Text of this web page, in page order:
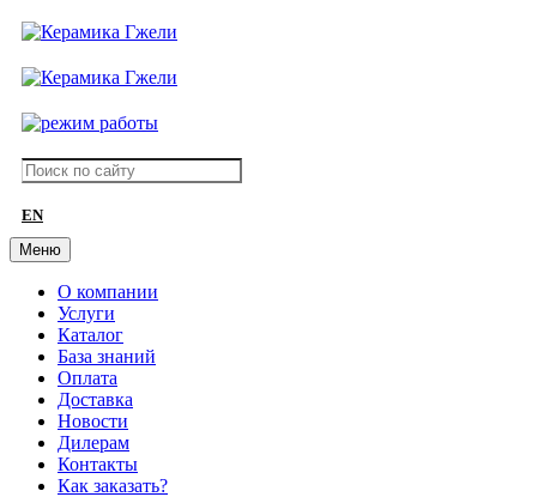
EN
Меню
О компании
Услуги
Каталог
База знаний
Оплата
Доставка
Новости
Дилерам
Контакты
Как заказать?